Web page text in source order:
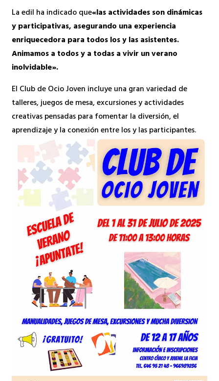
La edil ha indicado que«las actividades son dinámicas
y participativas, asegurando una experiencia
enriquecedora para todos los y las asistentes.
Animamos a todos y a todas a vivir un verano
inolvidable».
El Club de Ocio Joven incluye una gran variedad de
talleres, juegos de mesa, excursiones y actividades
creativas pensadas para fomentar la diversión, el
aprendizaje y la conexión entre los y las participantes.